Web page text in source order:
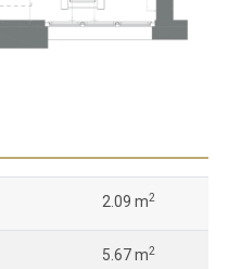
2.09 m2
5.67 m2